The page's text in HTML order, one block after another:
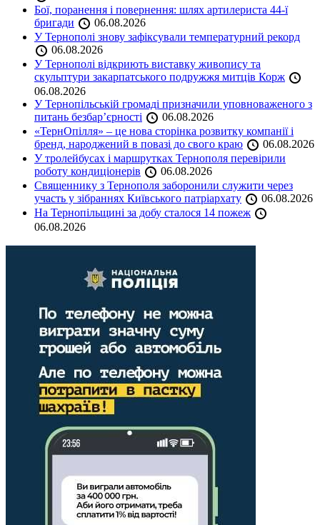
Бої, поранення і повернення: шлях артилериста 44-ї
бригади
06.08.2026
У Тернополі знову зафіксували температурний рекорд
06.08.2026
У Тернополі відкриють виставку живопису та
скульптури закарпатського подружжя митців Корж
06.08.2026
У Тернопільській громаді призначили уповноваженого з
питань безбар’єрності
06.08.2026
«ТернОпілля» – це нова сторінка розвитку компанії і
бренд, народжений в повазі до свого краю
06.08.2026
У тролейбусах і маршрутках Тернополя перевірили
роботу кондиціонерів
06.08.2026
Священнику з Тернополя заборонили служити через
участь у зібраннях Київського патріархату
06.08.2026
На Тернопільщині за добу сталося 14 пожеж
06.08.2026